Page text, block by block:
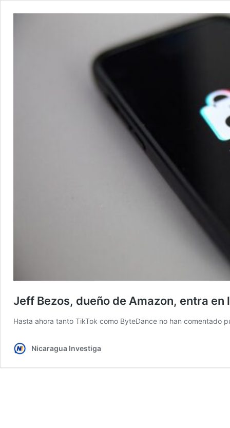
Jeff Bezos, dueño de Amazon, entra
Hasta ahora tanto TikTok como ByteDance no han comentado
Nicaragua Investiga